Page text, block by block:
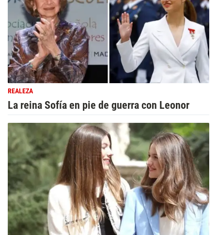
REALEZA
La reina Sofía en pie de guerra con Leonor